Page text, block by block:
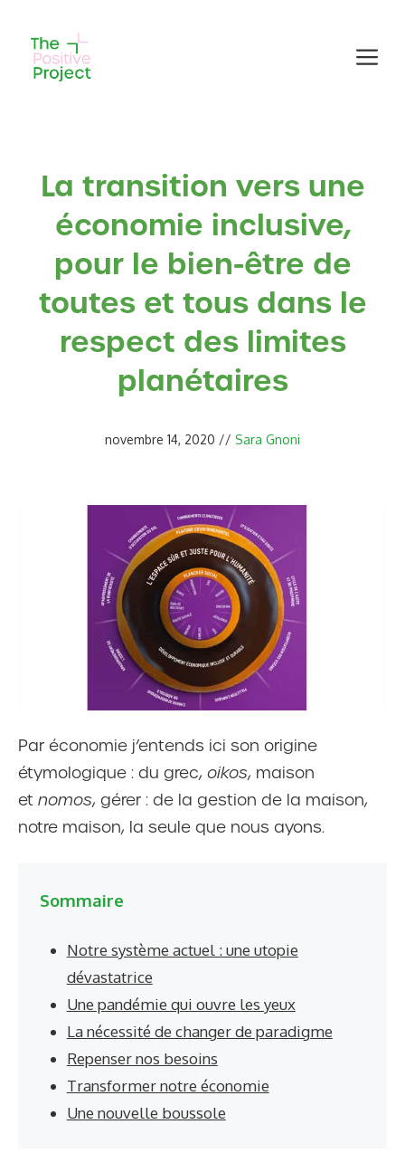
contenu
La transition vers une
économie inclusive,
pour le bien-être de
toutes et tous dans le
respect des limites
planétaires
novembre 14, 2020 // Sara Gnoni
Par économie j’entends ici son origine
étymologique : du grec, oikos, maison
et nomos, gérer : de la gestion de la maison,
notre maison, la seule que nous ayons.
Sommaire
Notre système actuel : une utopie
dévastatrice
Une pandémie qui ouvre les yeux
La nécessité de changer de paradigme
Repenser nos besoins
Transformer notre économie
Une nouvelle boussole